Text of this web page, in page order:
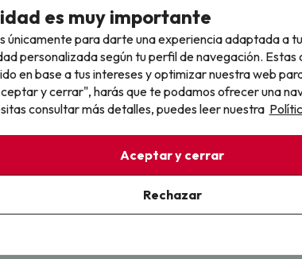
Ver todos los chollos
y cancelaciones con total
Fracciona o financia
Reserva ahora,
es muy importante
únicamente para darte una experiencia adaptada a
personalizada según tu perfil de navegación. Estas
en base a tus intereses y optimizar nuestra web
y cerrar", harás que te podamos ofrecer una
consultar más detalles, puedes leer nuestra
Aceptar y cerrar
Rechazar